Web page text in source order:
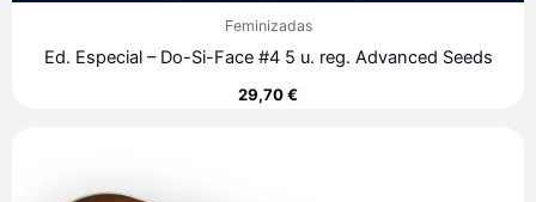
Feminizadas
Ed. Especial – Do-Si-Face #4 5 u. reg. Advanced Seeds
29,70€